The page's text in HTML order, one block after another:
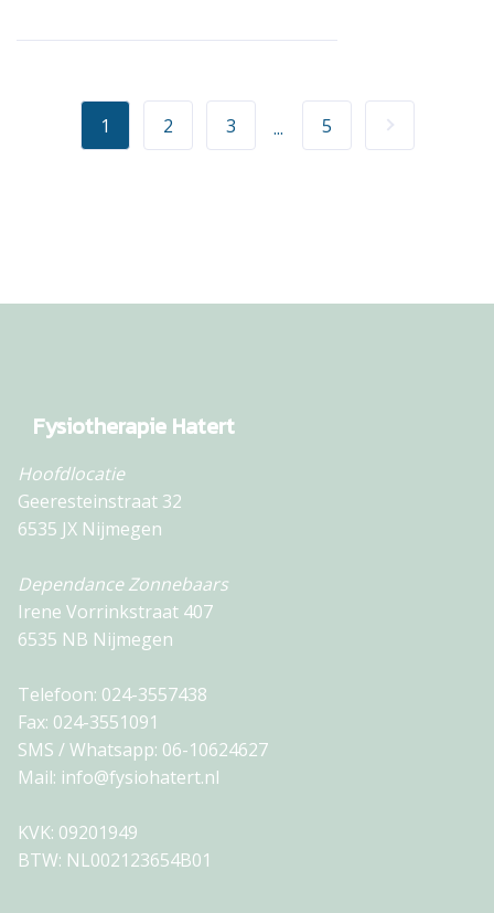
1 2 3 ... 5
Fysiotherapie Hatert
Hoofdlocatie
Geeresteinstraat 32
6535 JX Nijmegen
Dependance Zonnebaars
Irene Vorrinkstraat 407
6535 NB Nijmegen
Telefoon: 024-3557438
Fax: 024-3551091
SMS / Whatsapp: 06-10624627
Mail: info@fysiohatert.nl
KVK: 09201949
BTW: NL002123654B01